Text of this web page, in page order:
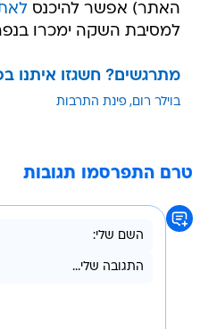
האתר) אפשר להיכנס
למסיבת השקה ימכרו
מתרגשים? חשגזו איתנו
בוילר רום פינת התרבות
טרם התפרסמו תגובות